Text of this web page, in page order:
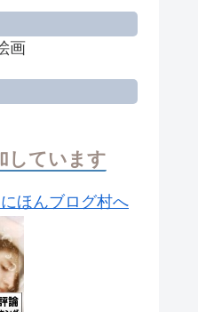
画
しています